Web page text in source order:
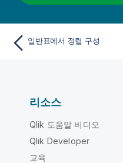
일반표에서 정렬 구성
리소스
Qlik 도움말 비디오
Qlik Developer
교육